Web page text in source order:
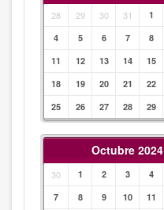
28 29 30 31 1
4
5 6 7 8
11
12 13 14 15
18
19 20 21 22
25
26 27 28 29
Octubre 2024
30 1 2 3 4
7
8 9 10 11